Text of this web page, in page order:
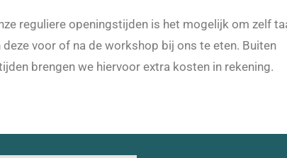
reguliere openingstijden is het mogelijk om zelf
deze voor of na de workshop bij ons te eten. Buiten
brengen we hiervoor extra kosten in rekening.